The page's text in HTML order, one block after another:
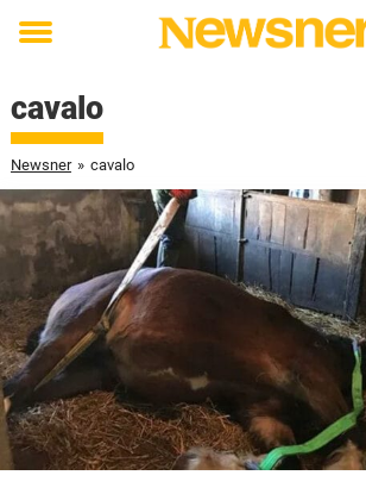
Toggle
cavalo
Newsner » cavalo